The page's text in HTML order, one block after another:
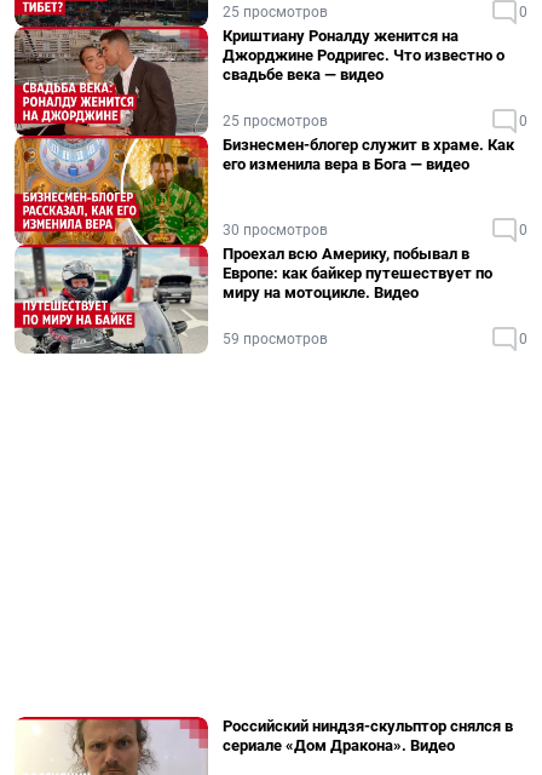
25 просмотров 0
Криштиану Роналду женится на
Джорджине Родригес. Что известно о
свадьбе века — видео
25 просмотров 0
Бизнесмен-блогер служит в храме. Как
его изменила вера в Бога — видео
30 просмотров 0
Проехал всю Америку, побывал в
Европе: как байкер путешествует по
миру на мотоцикле. Видео
59 просмотров 0
Российский ниндзя-скульптор снялся в
сериале «Дом Дракона». Видео